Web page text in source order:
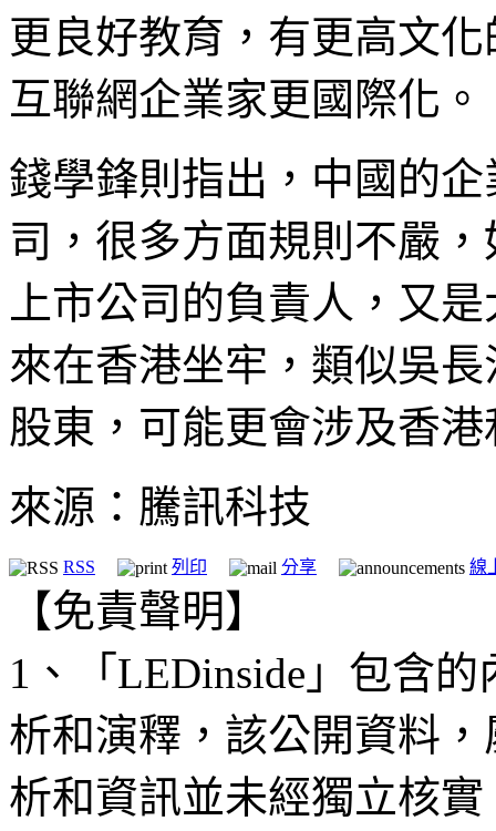
更良好教育，有更高文
互聯網企業家更國際化。
錢學鋒則指出，中國的
司，很多方面規則不嚴
上市公司的負責人，又
來在香港坐牢，類似吳
股東，可能更會涉及香
來源：騰訊科技
RSS 列印 分享 線
【免責聲明】
1、「LEDinside」包含
析和演釋，該公開資料
析和資訊並未經獨立核